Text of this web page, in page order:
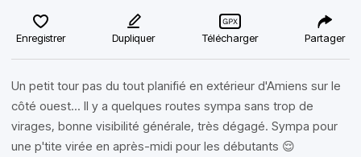
Enregistrer Dupliquer Télécharger Partager
Un petit tour pas du tout planifié en extérieur d'Amiens sur le
côté ouest... Il y a quelques routes sympa sans trop de
virages, bonne visibilité générale, très dégagé. Sympa pour
une p'tite virée en après-midi pour les débutants 😌